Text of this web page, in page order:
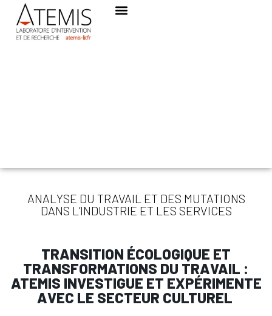
ANALYSE DU TRAVAIL ET DES MUTATIONS
DANS L’INDUSTRIE ET LES SERVICES
TRANSITION ÉCOLOGIQUE ET
TRANSFORMATIONS DU TRAVAIL :
ATEMIS INVESTIGUE ET EXPÉRIMENTE
AVEC LE SECTEUR CULTUREL